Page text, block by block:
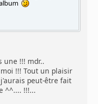
une !!! mdr..
!!! Tout un plaisir
peut-être fait
^^.... !!!...